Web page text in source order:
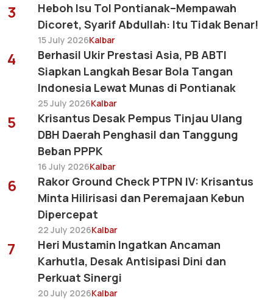
3
Heboh Isu Tol Pontianak–Mempawah
Dicoret, Syarif Abdullah: Itu Tidak Benar!
15 July 2026Kalbar
4
Berhasil Ukir Prestasi Asia, PB ABTI
Siapkan Langkah Besar Bola Tangan
Indonesia Lewat Munas di Pontianak
25 July 2026Kalbar
5
Krisantus Desak Pempus Tinjau Ulang
DBH Daerah Penghasil dan Tanggung
Beban PPPK
16 July 2026Kalbar
6
Rakor Ground Check PTPN IV: Krisantus
Minta Hilirisasi dan Peremajaan Kebun
Dipercepat
22 July 2026Kalbar
7
Heri Mustamin Ingatkan Ancaman
Karhutla, Desak Antisipasi Dini dan
Perkuat Sinergi
20 July 2026Kalbar